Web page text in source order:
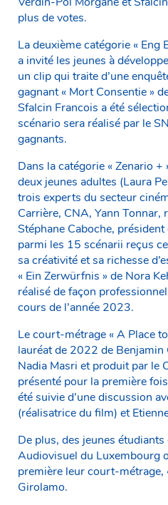
plus de votes.
La deuxième catégorie « Eng
a invité les jeunes à
un clip qui traite d’une
gagnant « Mort Consentie »
Sfalcin Francois a été
scénario sera réalisé par le
gagnants.
Dans la catégorie « Zenario
deux jeunes adultes (Laura
trois experts du secteur
Carrière, CNA, Yann
Stéphane Caboche,
parmi les 15 scénarii reçus
sa créativité et sa richesse
« Ein Zerwürfnis » de Nora
réalisé de façon
cours de l’année 2023.
Le court-métrage « A Place
lauréat de 2022 de Benjamin
Nadia Masri et produit par le
présenté pour la première
été suivie d’une discussion
(réalisatrice du film) et
De plus, des jeunes
Audiovisuel du Luxembourg
première leur court-métrage,
Girolamo.